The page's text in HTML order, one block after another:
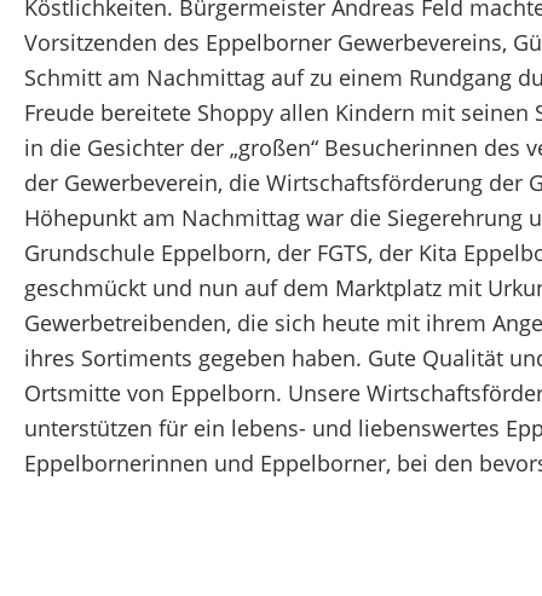
Köstlichkeiten. Bürgermeister Andreas Feld
Vorsitzenden des Eppelborner Gewerbevereins,
Schmitt am Nachmittag auf zu einem Rundgang
Freude bereitete Shoppy allen Kindern mit
in die Gesichter der „großen“ Besucherinnen
der Gewerbeverein, die Wirtschaftsförderung der
Höhepunkt am Nachmittag war die Siegerehrung
Grundschule Eppelborn, der FGTS, der Kita
geschmückt und nun auf dem Marktplatz mit
Gewerbetreibenden, die sich heute mit ihrem
ihres Sortiments gegeben haben. Gute Qualität
Ortsmitte von Eppelborn. Unsere
unterstützen für ein lebens- und liebenswertes
Eppelbornerinnen und Eppelborner, bei den